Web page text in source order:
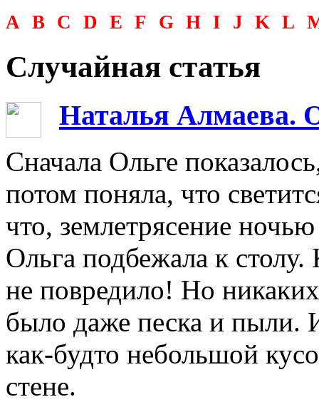
A B C D E F G H I J K L
Случайная статья
Наталья Алмаева.
Сначала Ольге
потом поняла, что
что, землетрясение
Ольга подбежала к
не повредило! Но
было даже песка и пыли.
как-будто небольшой
стене.